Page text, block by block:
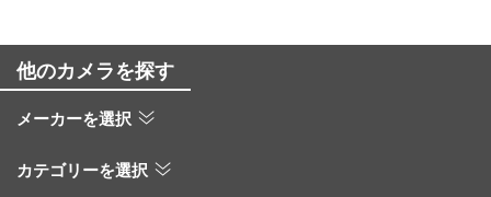
他のカメラを探す
メーカーを選択
カテゴリーを選択